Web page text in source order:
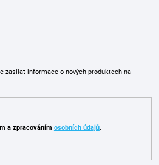
zasílat informace o nových produktech na
a zpracováním osobních údajů.